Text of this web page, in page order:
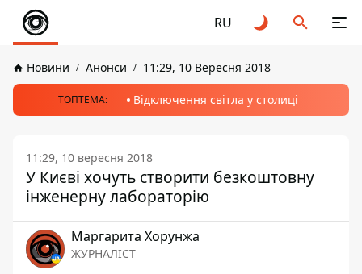
RU
Новини Анонси 11:29, 10 Вересня 2018
ТОПТЕМА: Відключення світла у столиці
11:29, 10 вересня 2018
У Києві хочуть створити безкоштовну
інженерну лабораторію
Маргарита Хорунжа
ЖУРНАЛІСТ